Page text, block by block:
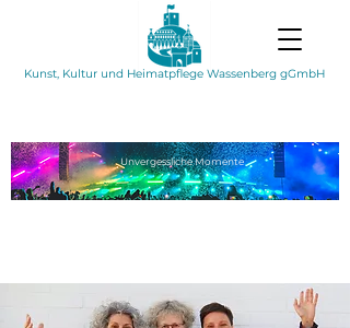
Kunst, Kultur und Heimatpflege Wassenberg gGmbH
UnvergesslicheMomente